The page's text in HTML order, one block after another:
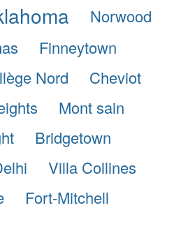
Norwood
Finneytown
Nord
Cheviot
Mont sain
Bridgetown
Villa Collines
Fort-Mitchell